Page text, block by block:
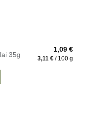
35g
1,09€
3,11€ / 100 g